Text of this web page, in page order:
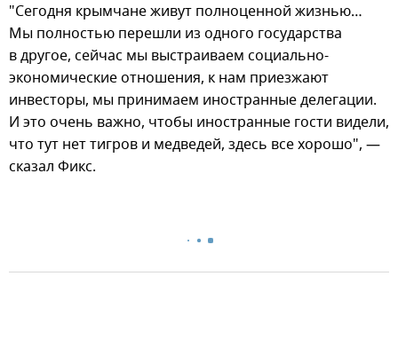
"Сегодня крымчане живут полноценной жизнью…
Мы полностью перешли из одного государства
в другое, сейчас мы выстраиваем социально-
экономические отношения, к нам приезжают
инвесторы, мы принимаем иностранные делегации.
И это очень важно, чтобы иностранные гости видели,
что тут нет тигров и медведей, здесь все хорошо", —
сказал Фикс.